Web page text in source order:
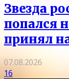
Звезда
попался
принял
07.08.2026
16